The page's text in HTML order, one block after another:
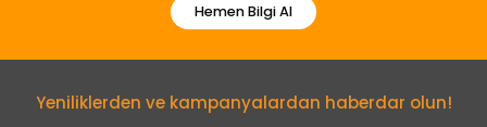
Hemen Bilgi Al
Yeniliklerden ve kampanyalardan haberdar olun!